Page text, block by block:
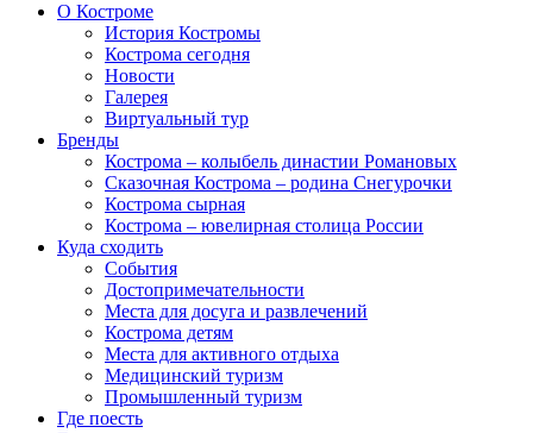
О Костроме
История Костромы
Кострома сегодня
Новости
Галерея
Виртуальный тур
Бренды
Кострома – колыбель династии Романовых
Сказочная Кострома – родина Снегурочки
Кострома сырная
Кострома – ювелирная столица России
Куда сходить
События
Достопримечательности
Места для досуга и развлечений
Кострома детям
Места для активного отдыха
Медицинский туризм
Промышленный туризм
Где поесть